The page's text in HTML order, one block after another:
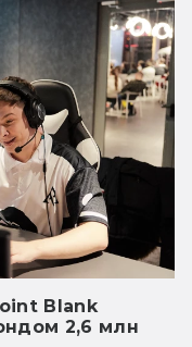
Blank
2,6 млн